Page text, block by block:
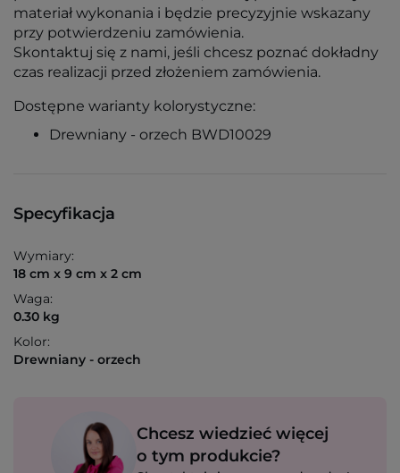
materiał wykonania i będzie precyzyjnie wskazany
przy potwierdzeniu zamówienia.
Skontaktuj się z nami, jeśli chcesz poznać dokładny
czas realizacji przed złożeniem zamówienia.
Dostępne warianty kolorystyczne:
Drewniany - orzech BWD10029
Specyfikacja
Wymiary:
18 cm x 9 cm x 2 cm
Waga:
0.30 kg
Kolor:
Drewniany - orzech
Chcesz wiedzieć więcej
o tym produkcie?